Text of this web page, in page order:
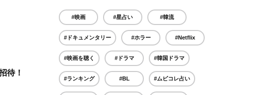
待！
#映画 #星占い #韓流
#ドキュメンタリー #ホラー #Netflix
#映画を聴く #ドラマ #韓国ドラマ
#ランキング #BL #ムビコレ占い